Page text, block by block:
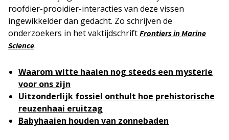
roofdier-prooidier-interacties van deze vissen
ingewikkelder dan gedacht. Zo schrijven de
onderzoekers in het vaktijdschrift Frontiers in Marine
Science.
Waarom witte haaien nog steeds een mysterie
voor ons zijn
Uitzonderlijk fossiel onthult hoe prehistorische
reuzenhaai eruitzag
Babyhaaien houden van zonnebaden